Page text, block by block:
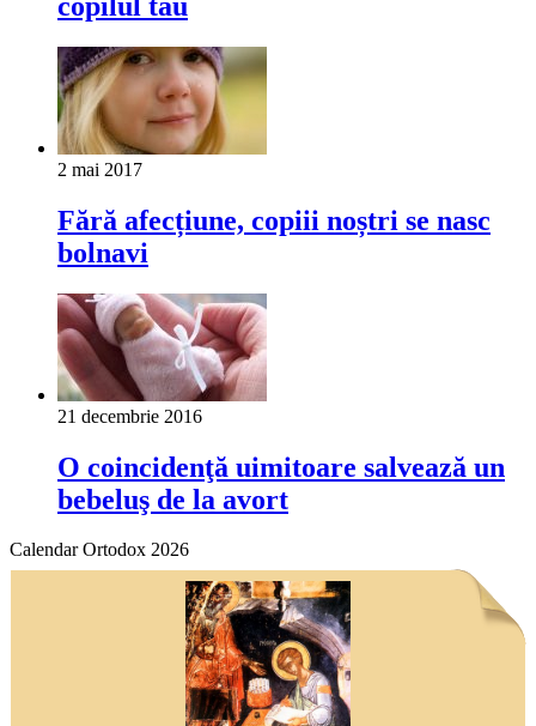
2 mai 2017
Fără afecțiune, copiii noștri se nasc
bolnavi
21 decembrie 2016
O coincidenţă uimitoare salvează un
bebeluş de la avort
Calendar Ortodox 2026